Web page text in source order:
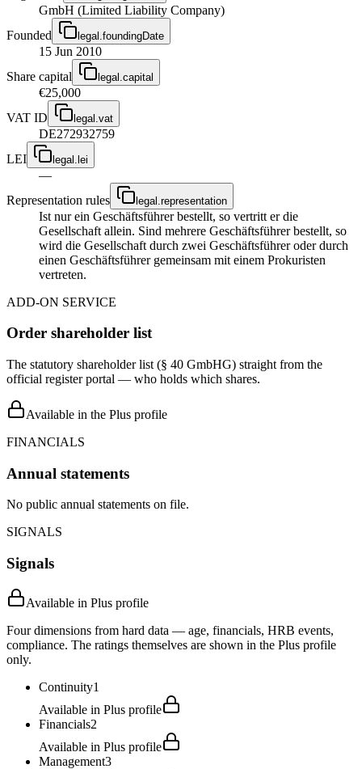
GmbH (Limited Liability Company)
Founded
legal.foundingDate
15 Jun 2010
Share capital
legal.capital
€25,000
VAT ID
legal.vat
DE272932759
LEI
legal.lei
—
Representation rules
legal.representation
Ist nur ein Geschäftsführer bestellt, so vertritt er die
Gesellschaft allein. Sind mehrere Geschäftsführer bestellt, so
wird die Gesellschaft durch zwei Geschäftsführer oder durch
einen Geschäftsführer gemeinsam mit einem Prokuristen
vertreten.
ADD-ON SERVICE
Order shareholder list
The statutory shareholder list (§ 40 GmbHG) straight from the
official register portal — who holds which shares.
Available in the Plus profile
FINANCIALS
Annual statements
No public annual statements on file.
SIGNALS
Signals
Available in Plus profile
Four dimensions from hard data — age, financials, HRB events,
compliance. The ratings themselves are shown in the Plus profile
only.
Continuity1
Available in Plus profile
Financials2
Available in Plus profile
Management3